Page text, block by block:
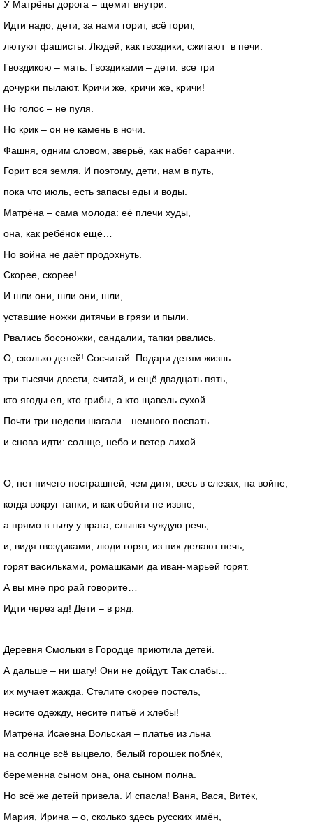
У Матрёны дорога – щемит внутри.
Идти надо, дети, за нами горит, всё горит,
лютуют фашисты. Людей, как гвоздики, сжигают в печи.
Гвоздикою – мать. Гвоздиками – дети: все три
дочурки пылают. Кричи же, кричи же, кричи!
Но голос – не пуля.
Но крик – он не камень в ночи.
Фашня, одним словом, зверьё, как набег саранчи.
Горит вся земля. И поэтому, дети, нам в путь,
пока что июль, есть запасы еды и воды.
Матрёна – сама молода: её плечи худы,
она, как ребёнок ещё…
Но война не даёт продохнуть.
Скорее, скорее!
И шли они, шли они, шли,
уставшие ножки дитячьи в грязи и пыли.
Рвались босоножки, сандалии, тапки рвались.
О, сколько детей! Сосчитай. Подари детям жизнь:
три тысячи двести, считай, и ещё двадцать пять,
кто ягоды ел, кто грибы, а кто щавель сухой.
Почти три недели шагали…немного поспать
и снова идти: солнце, небо и ветер лихой.
О, нет ничего пострашней, чем дитя, весь в слезах, на войне,
когда вокруг танки, и как обойти не извне,
а прямо в тылу у врага, слыша чуждую речь,
и, видя гвоздиками, люди горят, из них делают печь,
горят васильками, ромашками да иван-марьей горят.
А вы мне про рай говорите…
Идти через ад! Дети – в ряд.
Деревня Смольки в Городце приютила детей.
А дальше – ни шагу! Они не дойдут. Так слабы…
их мучает жажда. Стелите скорее постель,
несите одежду, несите питьё и хлебы!
Матрёна Исаевна Вольская – платье из льна
на солнце всё выцвело, белый горошек поблёк,
беременна сыном она, она сыном полна.
Но всё же детей привела. И спасла! Ваня, Вася, Витёк,
Мария, Ирина – о, сколько здесь русских имён,